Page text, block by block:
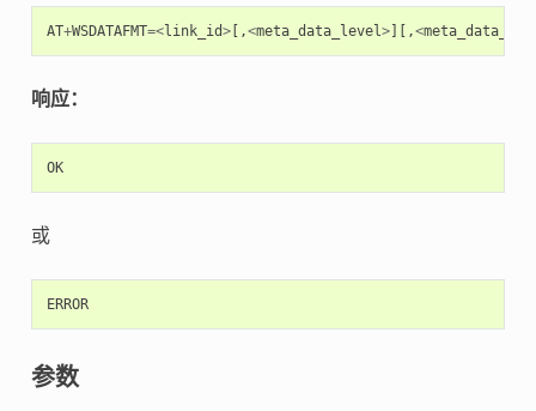
AT+WSDATAFMT=<link_id>[,<meta_data_level>][,<
响应：
OK
或
ERROR
参数